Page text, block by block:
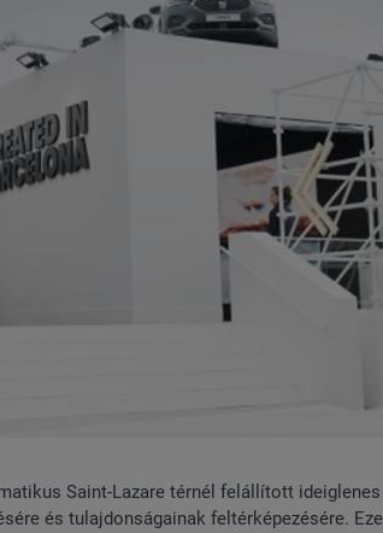
Saint-Lazare térnél felállított
és tulajdonságainak feltérképezésére.